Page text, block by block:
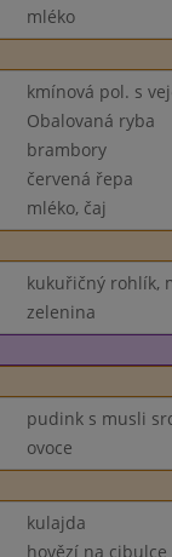
mléko
kmínová pol. s
Obalovaná ryba
brambory
červená řepa
mléko, čaj
kukuřičný rohlík,
zelenina
pudink s musli
ovoce
kulajda
hovězí na cibulce